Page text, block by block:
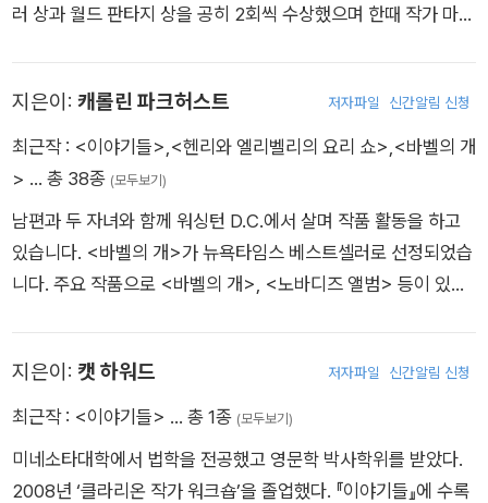
러 상과 월드 판타지 상을 공히 2회씩 수상했으며 한때 작가 마이
he Wizard King)』, 『시돈의 전사(Soldier of Sidon)』 그리고
『해적의 자유(Pirate Freedom)』가 있다.
지은이: 캐롤린 파크허스트 저자파일 신간알림 신청
최근작 : <이야기들> <헨리와 엘리벨리의 요리 쇼> <바벨의 개
> … 총 38종 (모두보기)
남편과 두 자녀와 함께 워싱턴 D.C.에서 살며 작품 활동을 하고
있습니다. <바벨의 개>가 뉴욕타임스 베스트셀러로 선정되었습
니다. 주요 작품으로 <바벨의 개>, <노바디즈 앨범> 등이 있습
지은이: 캣 하워드 저자파일 신간알림 신청
최근작 : <이야기들> … 총 1종 (모두보기)
미네소타대학에서 법학을 전공했고 영문학 박사학위를 받았다.
2008년 ‘클라리온 작가 워크숍’을 졸업했다. 『이야기들』에 수록